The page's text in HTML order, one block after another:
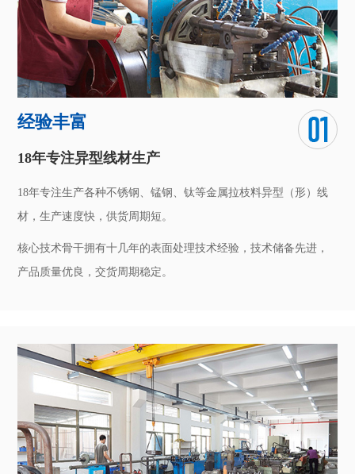
经验丰富
18年专注生产各种不锈钢、锰钢、钛等金属拉枝料异型（形）线
材，生产速度快，供货周期短。
核心技术骨干拥有十几年的表面处理技术经验，技术储备先进，
产品质量优良，交货周期稳定。